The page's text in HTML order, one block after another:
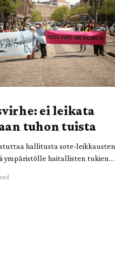
ei leikata
tuhon tuista
hallitusta sote-leikkausten
ympäristölle haitallisten tukien